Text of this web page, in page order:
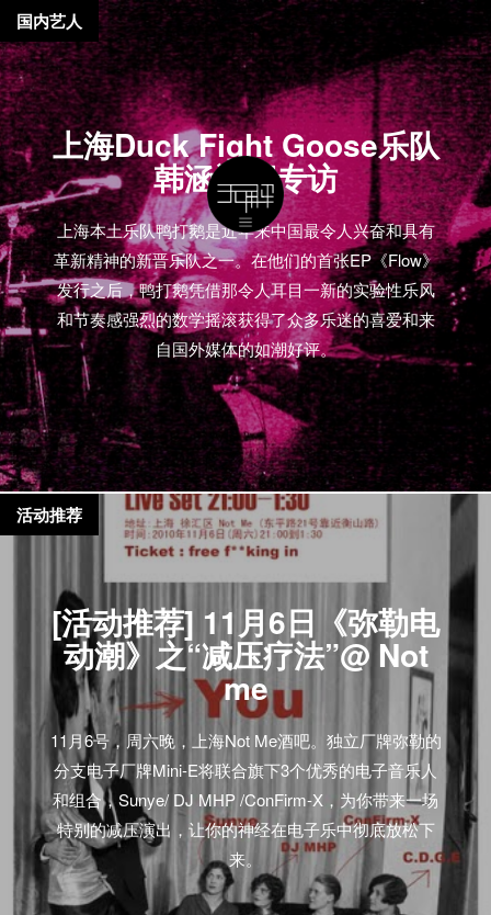
上海Duck Fight Goose乐队
韩涵近期专访
上海本土乐队鸭打鹅是近年来中国最令人兴奋和具有
革新精神的新晋乐队之一。在他们的首张EP《Flow》
发行之后，鸭打鹅凭借那令人耳目一新的实验性乐风
和节奏感强烈的数学摇滚获得了众多乐迷的喜爱和来
自国外媒体的如潮好评。
国内艺人
[活动推荐] 11月6日《弥勒电
动潮》之“减压疗法”@ Not
me
11月6号，周六晚，上海Not Me酒吧。独立厂牌弥勒的
分支电子厂牌Mini-E将联合旗下3个优秀的电子音乐人
和组合，Sunye/ DJ MHP /ConFirm-X，为你带来一场
特别的减压演出，让你的神经在电子乐中彻底放松下
来。
活动推荐